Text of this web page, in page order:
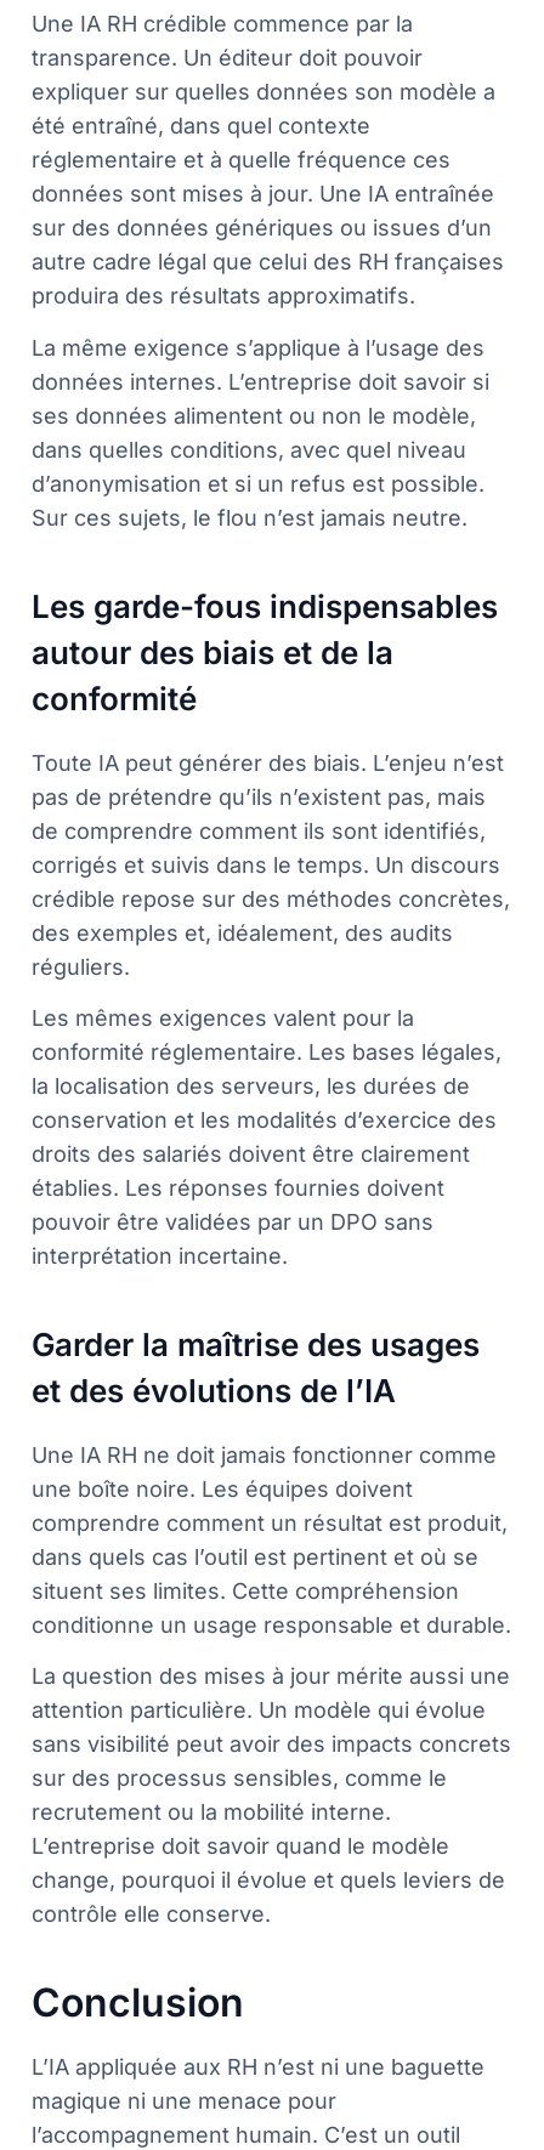
Une IA RH crédible commence par la
transparence. Un éditeur doit pouvoir
expliquer sur quelles données son modèle a
été entraîné, dans quel contexte
réglementaire et à quelle fréquence ces
données sont mises à jour. Une IA entraînée
sur des données génériques ou issues d’un
autre cadre légal que celui des RH françaises
produira des résultats approximatifs.
La même exigence s’applique à l’usage des
données internes. L’entreprise doit savoir si
ses données alimentent ou non le modèle,
dans quelles conditions, avec quel niveau
d’anonymisation et si un refus est possible.
Sur ces sujets, le flou n’est jamais neutre.
Les garde-fous indispensables
autour des biais et de la
conformité
Toute IA peut générer des biais. L’enjeu n’est
pas de prétendre qu’ils n’existent pas, mais
de comprendre comment ils sont identifiés,
corrigés et suivis dans le temps. Un discours
crédible repose sur des méthodes concrètes,
des exemples et, idéalement, des audits
réguliers.
Les mêmes exigences valent pour la
conformité réglementaire. Les bases légales,
la localisation des serveurs, les durées de
conservation et les modalités d’exercice des
droits des salariés doivent être clairement
établies. Les réponses fournies doivent
pouvoir être validées par un DPO sans
interprétation incertaine.
Garder la maîtrise des usages
et des évolutions de l’IA
Une IA RH ne doit jamais fonctionner comme
une boîte noire. Les équipes doivent
comprendre comment un résultat est produit,
dans quels cas l’outil est pertinent et où se
situent ses limites. Cette compréhension
conditionne un usage responsable et durable.
La question des mises à jour mérite aussi une
attention particulière. Un modèle qui évolue
sans visibilité peut avoir des impacts concrets
sur des processus sensibles, comme le
recrutement ou la mobilité interne.
L’entreprise doit savoir quand le modèle
change, pourquoi il évolue et quels leviers de
contrôle elle conserve.
Conclusion
L’IA appliquée aux RH n’est ni une baguette
magique ni une menace pour
l’accompagnement humain. C’est un outil